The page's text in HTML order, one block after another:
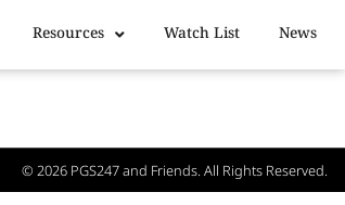
Resources Watch List News
© 2026 PGS247and Friends. All Rights Reserved.